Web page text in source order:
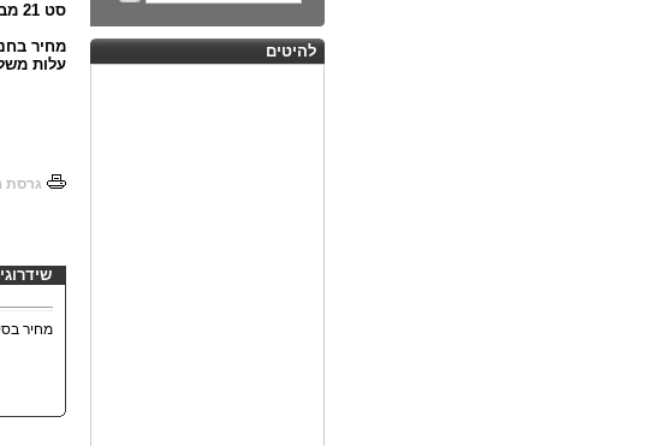
להיטים
סט 21 מברשות מקצועי
מחיר
עלות
גרסת
מחיר